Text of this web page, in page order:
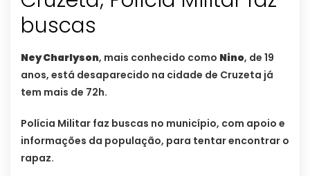
buscas
Ney Charlyson, mais conhecido como Nino, de 19
anos, está desaparecido na cidade de Cruzeta já
tem mais de 72h.
Polícia Militar faz buscas no município, com apoio e
informações da população, para tentar encontrar o
rapaz.